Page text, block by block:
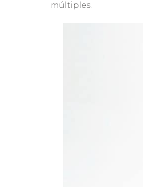
múltiples.